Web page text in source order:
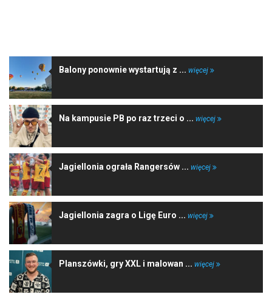
Balony ponownie wystartują z ... więcej
Na kampusie PB po raz trzeci o ... więcej
Jagiellonia ograła Rangersów ... więcej
Jagiellonia zagra o Ligę Euro ... więcej
Planszówki, gry XXL i malowan ... więcej